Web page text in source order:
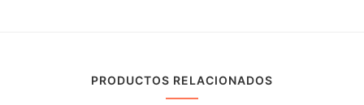
PRODUCTOS RELACIONADOS